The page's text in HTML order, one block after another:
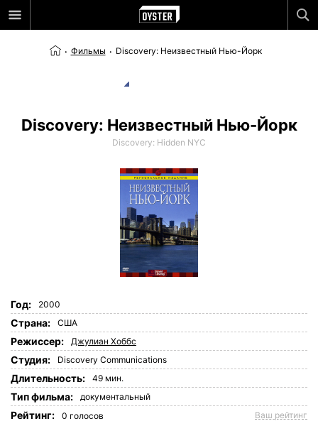
Фильмы Discovery: Неизвестный Нью-Йорк
Discovery: Неизвестный Нью-Йорк
Discovery: Hidden NYC
Год: 2000
Страна: США
Режиссер: Джулиан Хоббс
Студия: Discovery Communications
Длительность: 49 мин.
Tип фильма: документальный
Рейтинг: 0 голосов Ваш рейтинг